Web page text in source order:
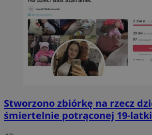
Stworzono zbiórkę na rzecz
śmiertelnie potrąconej 19-